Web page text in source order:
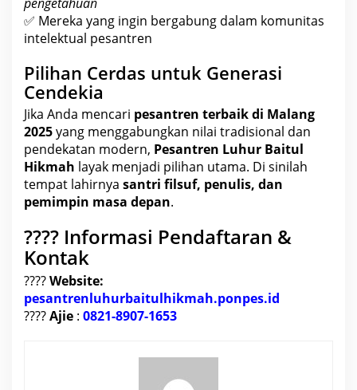
✅ Mereka yang ingin bergabung dalam komunitas
intelektual pesantren
Pilihan Cerdas untuk Generasi
Cendekia
Jika Anda mencari pesantren terbaik di Malang
2025yang menggabungkan nilai tradisional dan
pendekatan modern, Pesantren Luhur Baitul
Hikmah layak menjadi pilihan utama. Di sinilah
tempat lahirnya santri filsuf, penulis, dan
pemimpin masa depan.
???? Informasi Pendaftaran &
Kontak
????Website:
pesantrenluhurbaitulhikmah.ponpes.id
????Ajie : 0821-8907-1653